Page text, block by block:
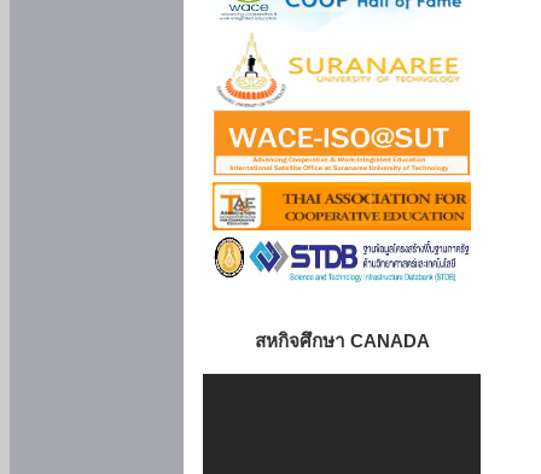
สหกิจศึกษา CANADA